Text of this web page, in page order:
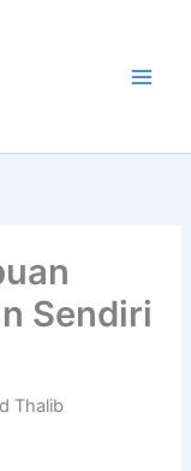
Sendiri
Thalib